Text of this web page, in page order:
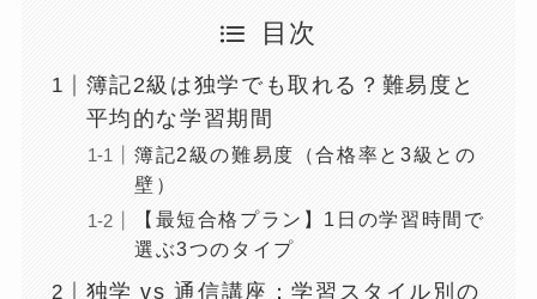
目次
簿記2級は独学でも取れる？難易度と
平均的な学習期間
簿記2級の難易度（合格率と3級との
壁）
【最短合格プラン】1日の学習時間で
選ぶ3つのタイプ
独学 vs 通信講座：学習スタイル別の